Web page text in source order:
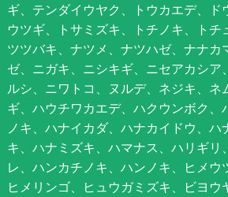
ギ、テンダイウヤク、トウカエデ、ド
ウツギ、トサミズキ、トチノキ、トチ
ツツバキ、ナツメ、ナツハゼ、ナナカ
ゼ、ニガキ、ニシキギ、ニセアカシア
ルシ、ニワトコ、ヌルデ、ネジキ、ネ
ギ、ハウチワカエデ、ハクウンボク、
ノキ、ハナイカダ、ハナカイドウ、ハ
キ、ハナミズキ、ハマナス、ハリギリ
レ、ハンカチノキ、ハンノキ、ヒメウ
ヒメリンゴ、ヒュウガミズキ、ビヨウ